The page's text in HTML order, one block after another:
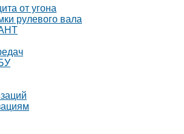
от угона
рулевого вала